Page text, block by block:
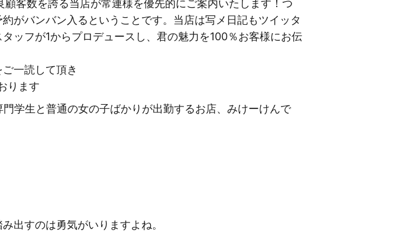
客数を誇る当店が常連様を優先的にご案内いたします！つ
がバンバン入るということです。当店は写メ日記もツイッタ
ッフが1からプロデュースし、君の魅力を100％お客様にお伝
一読して頂き
ります
学生と普通の女の子ばかりが出勤するお店、みけーけんで
出すのは勇気がいりますよね。